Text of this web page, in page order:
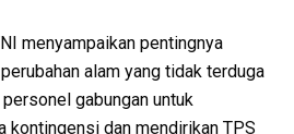
menyampaikan pentingnya
alam yang tidak terduga
gabungan untuk
kontingensi dan mendirikan TPS